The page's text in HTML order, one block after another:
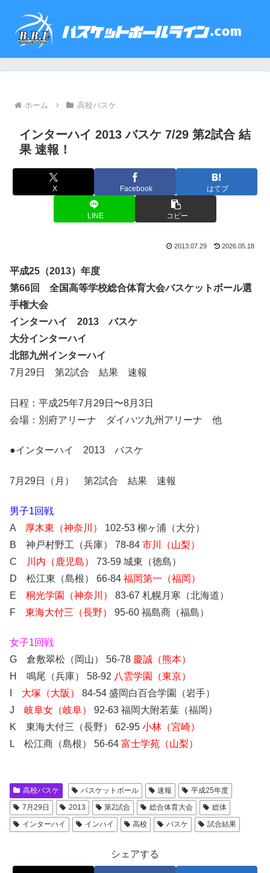
ホーム 高校バスケ
インターハイ 2013 バスケ 7/29 第2試合 結
果 速報！
X Facebook はてブ
LINE コピー
2013.07.29 2026.05.18
平成25（2013）年度
第66回 全国高等学校総合体育大会バスケットボール選
手権大会
インターハイ 2013 バスケ
大分インターハイ
北部九州インターハイ
7月29日 第2試合 結果 速報
日程：平成25年7月29日〜8月3日
会場：別府アリーナ ダイハツ九州アリーナ 他
●インターハイ 2013 バスケ
7月29日（月） 第2試合 結果 速報
男子1回戦
A
厚木東（神奈川）
102-53 柳ヶ浦（大分）
B 神戸村野工（兵庫） 78-84 市川（山梨）
C
川内（鹿児島）
73-59 城東（徳島）
D 松江東（島根） 66-84 福岡第一（福岡）
E 桐光学園（神奈川）
83-67 札幌月寒（北海道）
F 東海大付三（長野） 95-60 福島商（福島）
女子1回戦
G 倉敷翠松（岡山） 56-78 慶誠（熊本）
H 鳴尾（兵庫） 58-92 八雲学園（東京）
大塚（大阪）
84-54 盛岡白百合学園（岩手）
J 岐阜女（岐阜）
92-63 福岡大附若葉（福岡）
K 東海大付三（長野） 62-95 小林（宮崎）
L 松江商（島根） 56-64 富士学苑（山梨）
高校バスケ バスケットボール 速報
平成25年度
7月29日
2013 第2試合 総合体育大会
総体
インターハイ
インハイ 高校 バスケ 試合結果
シェアする